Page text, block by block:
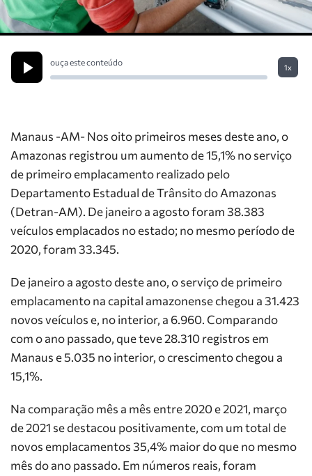
ouça este conteúdo
1x
Manaus -AM- Nos oito primeiros meses deste ano, o
Amazonas registrou um aumento de 15,1% no serviço
de primeiro emplacamento realizado pelo
Departamento Estadual de Trânsito do Amazonas
(Detran-AM). De janeiro a agosto foram 38.383
veículos emplacados no estado; no mesmo período de
2020, foram 33.345.
De janeiro a agosto deste ano, o serviço de primeiro
emplacamento na capital amazonense chegou a 31.423
novos veículos e, no interior, a 6.960. Comparando
com o ano passado, que teve 28.310 registros em
Manaus e 5.035 no interior, o crescimento chegou a
15,1%.
Na comparação mês a mês entre 2020 e 2021, março
de 2021 se destacou positivamente, com um total de
novos emplacamentos 35,4% maior do que no mesmo
mês do ano passado. Em números reais, foram